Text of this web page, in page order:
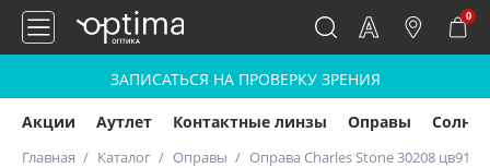
0
ЗАПИСАТЬСЯ НА ПРОВЕРКУ ЗРЕНИЯ
Акции Аутлет Контактные линзы Оправы
Главная Каталог Оправы Оправа Charles Stone 30208 цв9132